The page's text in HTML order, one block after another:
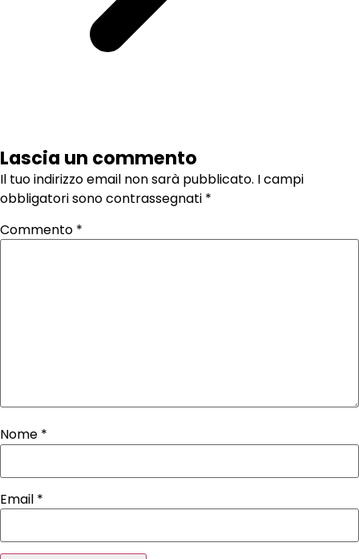
Lascia un commento
Il tuo indirizzo email non sarà pubblicato. I campi
obbligatori sono contrassegnati *
Commento *
Nome *
Email *